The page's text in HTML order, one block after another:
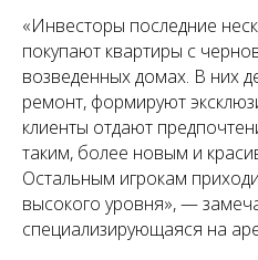
«Инвесторы последние
покупают квартиры с
возведенных домах. В них
ремонт, формируют
клиенты отдают
таким, более новым и
Остальным игрокам
высокого уровня», —
специализирующаяся на